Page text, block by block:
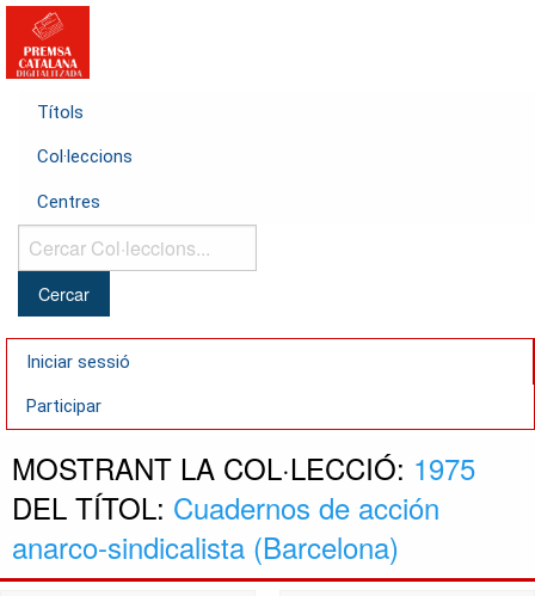
Títols
Col·leccions
Centres
Cercar
Col·leccions...
Iniciar sessió
Participar
MOSTRANT LA COL·LECCIÓ: 1975
DEL TÍTOL: Cuadernos de acción
anarco-sindicalista (Barcelona)